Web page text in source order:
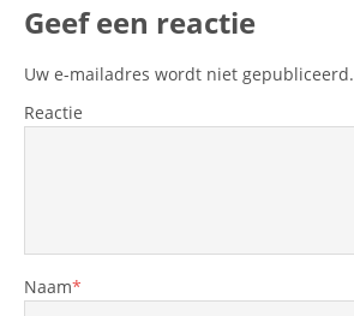
Geef een reactie
Uw e-mailadres wordt niet gepubliceerd.
Reactie
Naam*